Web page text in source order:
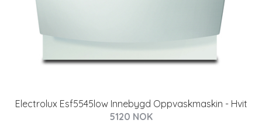
Electrolux Esf5545low Innebygd Oppvaskmaskin - Hvit
5120 NOK